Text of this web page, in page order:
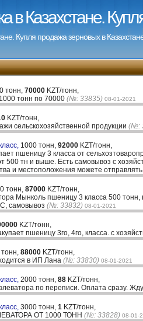
в Казахстане.
Купля продажа зерновых в
тонн, 70000 KZT/тонн,
тонн по 70000 (№: 33835) 08-01-2021
KZT/тонн,
сельскохозяйственной продукции (№:
1000 тонн, 92000 KZT/тонн,
пшеницу 3 класса от
500 тн и выше. Есть самовывоз с
и местоположения можете
тонн, 87000 KZT/тонн,
Мынколь пшеницу 3 класса 500
самовывоз (№: 33832) 08-01-2021
KZT/тонн,
пшеницу 3го, 4го, класса. с
88000 KZT/тонн,
в ИП Лана (№: 33830) 08-01-2021
2000 тонн, 88 KZT/тонн,
по переписи. Оплата сразу.
3000 тонн, 1 KZT/тонн,
ОТ 1000 ТОНН (№: 33828) 08-01-